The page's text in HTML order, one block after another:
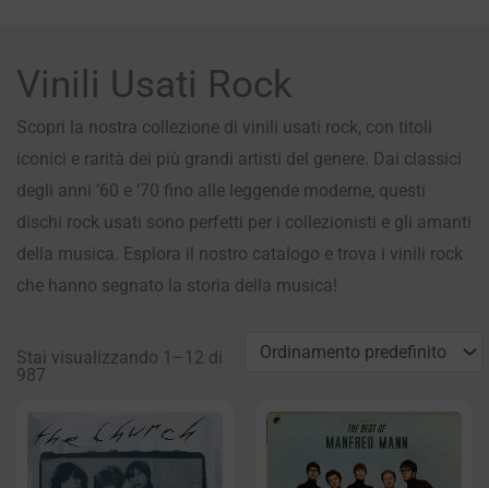
Vinili Usati Rock
Scopri la nostra collezione di vinili usati rock, con titoli
iconici e rarità dei più grandi artisti del genere. Dai classici
degli anni ’60 e ’70 fino alle leggende moderne, questi
dischi rock usati sono perfetti per i collezionisti e gli amanti
della musica. Esplora il nostro catalogo e trova i vinili rock
che hanno segnato la storia della musica!
Stai visualizzando 1–12 di
987
PaginaPaginaPagina Pagina